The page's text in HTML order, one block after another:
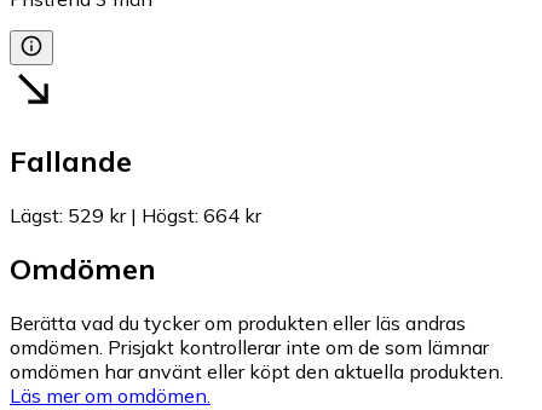
Fallande
Lägst: 529 kr| Högst: 664 kr
Omdömen
Berätta vad du tycker om produkten eller läs andras
omdömen. Prisjakt kontrollerar inte om de som lämnar
omdömen har använt eller köpt den aktuella produkten.
Läs mer om omdömen.